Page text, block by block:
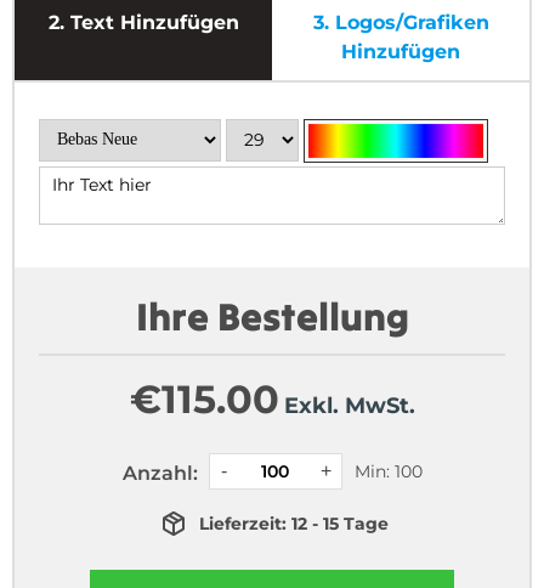
2. Text Hinzufügen 3. Logos/Grafiken
Hinzufügen
Ihre Bestellung
€115.00 Exkl. MwSt.
Anzahl: Min: 100
Lieferzeit: 12 - 15 Tage